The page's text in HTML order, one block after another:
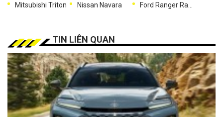
Mitsubishi Triton Nissan Navara
TIN LIÊN QUAN